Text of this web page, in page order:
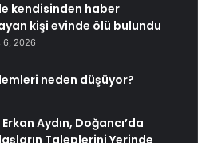
kendisinden haber
kişi evinde ölü bulundu
6, 2026
neden düşüyor?
Aydın, Doğancı’da